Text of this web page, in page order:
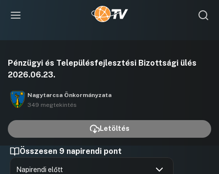
lejátszása
Pénzügyi és Településfejlesztési Bizottsági ülés
2026.06.23.
Nagytarcsa Önkormányzata
349 megtekintés
Letöltés
Összesen 9 napirendi pont
Napirendi előtt